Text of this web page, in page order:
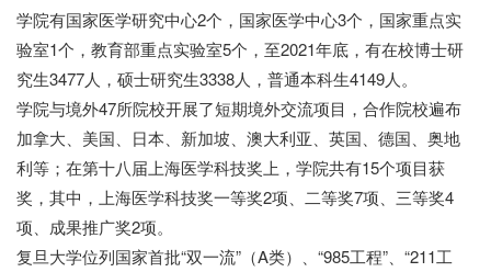
学院有国家医学研究中心2个，国家医学中心3个，国家重点实
验室1个，教育部重点实验室5个，至2021年底，有在校博士研
究生3477人，硕士研究生3338人，普通本科生4149人。
学院与境外47所院校开展了短期境外交流项目，合作院校遍布
加拿大、美国、日本、新加坡、澳大利亚、英国、德国、奥地
利等；在第十八届上海医学科技奖上，学院共有15个项目获
奖，其中，上海医学科技奖一等奖2项、二等奖7项、三等奖4
项、成果推广奖2项。
复旦大学位列国家首批“双一流”（A类）、“985工程”、“211工